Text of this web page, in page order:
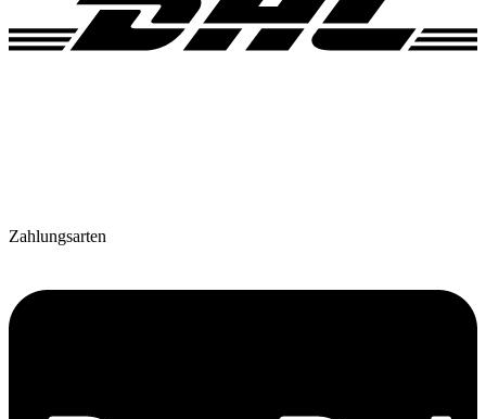
Zahlungsarten